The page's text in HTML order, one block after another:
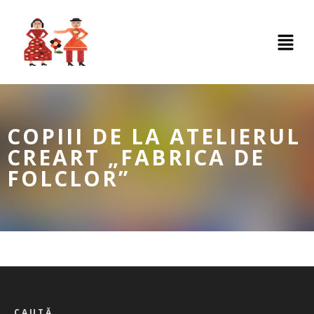
COPIII DE LA ATELIERUL
CREART „FABRICA DE
FOLCLOR”